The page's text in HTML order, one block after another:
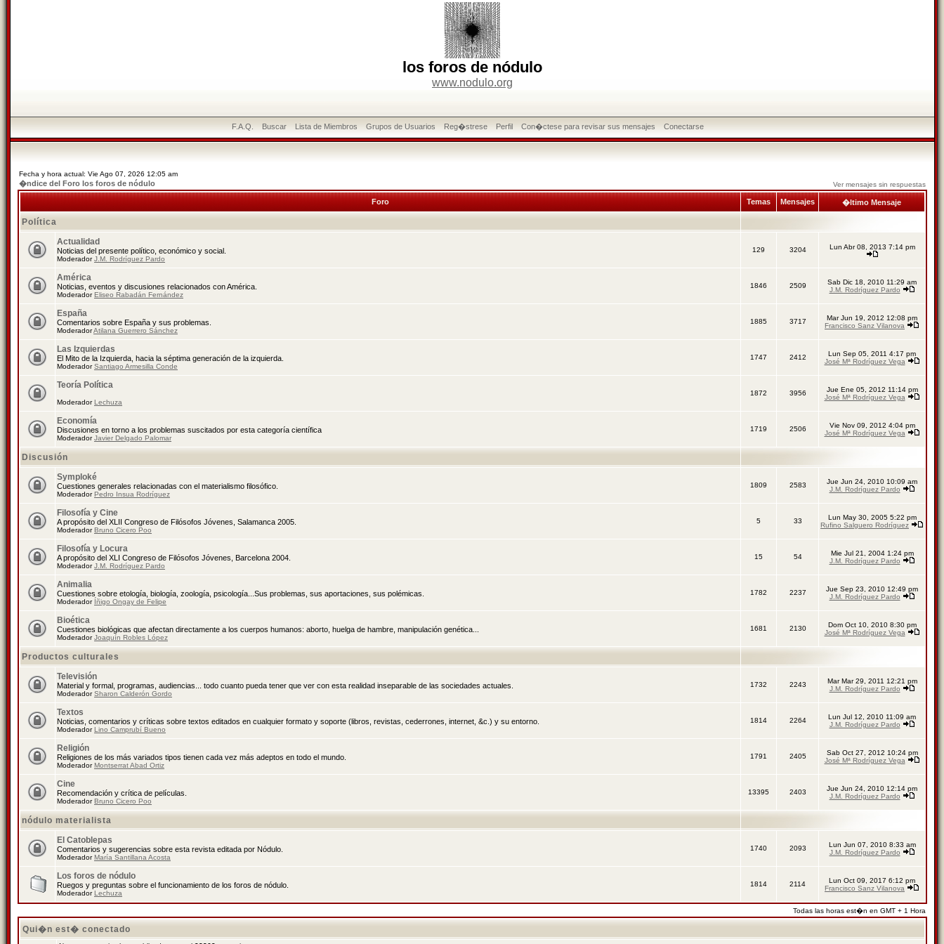
los foros de nódulo
www.nodulo.org
F.A.Q. Buscar Lista de Miembros Grupos de Usuarios Reg�strese Perfil Con�ctese para revisar sus mensajes Conectarse
Fecha y hora actual: Vie Ago 07, 2026 12:05 am
�ndice del Foro los foros de nódulo Ver mensajes sin respuestas
Foro Temas Mensajes �ltimo Mensaje
Política
Actualidad
Noticias del presente político, económico y social.
ModeradorJ.M. Rodríguez Pardo
129 3204 Lun Abr 08, 2013 7:14 pm
América
Noticias, eventos y discusiones relacionados con América.
ModeradorEliseo Rabadán Fernández
1846 2509
Sab Dic 18, 2010 11:29 am
J.M. Rodríguez Pardo
España
Comentarios sobre España y sus problemas.
ModeradorAtilana Guerrero Sánchez
1885 3717
Mar Jun 19, 2012 12:08 pm
Francisco Sanz Vilanova
Las Izquierdas
El Mito de la Izquierda, hacia la séptima generación de la izquierda.
ModeradorSantiago Armesilla Conde
1747 2412
Lun Sep 05, 2011 4:17 pm
José Mª Rodríguez Vega
Teoría Política
ModeradorLechuza
1872 3956
Jue Ene 05, 2012 11:14 pm
José Mª Rodríguez Vega
Economía
Discusiones en torno a los problemas suscitados por esta categoría científica
ModeradorJavier Delgado Palomar
1719 2506
Vie Nov 09, 2012 4:04 pm
José Mª Rodríguez Vega
Discusión
Symploké
Cuestiones generales relacionadas con el materialismo filosófico.
ModeradorPedro Insua Rodríguez
1809 2583
Jue Jun 24, 2010 10:09 am
J.M. Rodríguez Pardo
Filosofía y Cine
A propósito del XLII Congreso de Filósofos Jóvenes, Salamanca 2005.
ModeradorBruno Cicero Poo
5 33
Lun May 30, 2005 5:22 pm
Rufino Salguero Rodríguez
Filosofía y Locura
A propósito del XLI Congreso de Filósofos Jóvenes, Barcelona 2004.
ModeradorJ.M. Rodríguez Pardo
15 54
Mie Jul 21, 2004 1:24 pm
J.M. Rodríguez Pardo
Animalia
Cuestiones sobre etología, biología, zoología, psicología...Sus problemas, sus aportaciones, sus polémicas.
Moderador Íñigo Ongay de Felipe
1782 2237
Jue Sep 23, 2010 12:49 pm
J.M. Rodríguez Pardo
Bioética
Cuestiones biológicas que afectan directamente a los cuerpos humanos: aborto, huelga de hambre, manipulación genética...
ModeradorJoaquín Robles López
1681 2130
Dom Oct 10, 2010 8:30 pm
José Mª Rodríguez Vega
Productos culturales
Televisión
Material y formal, programas, audiencias... todo cuanto pueda tener que ver con esta realidad inseparable de las sociedades actuales.
ModeradorSharon Calderón Gordo
1732 2243
Mar Mar 29, 2011 12:21 pm
J.M. Rodríguez Pardo
Textos
Noticias, comentarios y críticas sobre textos editados en cualquier formato y soporte (libros, revistas, cederrones, internet, &c.) y su entorno.
ModeradorLino Camprubí Bueno
1814 2264
Lun Jul 12, 2010 11:09 am
J.M. Rodríguez Pardo
Religión
Religiones de los más variados tipos tienen cada vez más adeptos en todo el mundo.
ModeradorMontserrat Abad Ortiz
1791 2405
Sab Oct 27, 2012 10:24 pm
José Mª Rodríguez Vega
Cine
Recomendación y crítica de películas.
ModeradorBruno Cicero Poo
13395 2403
Jue Jun 24, 2010 12:14 pm
J.M. Rodríguez Pardo
nódulo materialista
El Catoblepas
Comentarios y sugerencias sobre esta revista editada por Nódulo.
ModeradorMaría Santillana Acosta
1740 2093
Lun Jun 07, 2010 8:33 am
J.M. Rodríguez Pardo
Los foros de nódulo
Ruegos y preguntas sobre el funcionamiento de los foros de nódulo.
ModeradorLechuza
1814 2114
Lun Oct 09, 2017 6:12 pm
Francisco Sanz Vilanova
Todas las horas est�n en GMT + 1 Hora
Qui�n est� conectado